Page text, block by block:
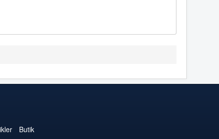
Butik